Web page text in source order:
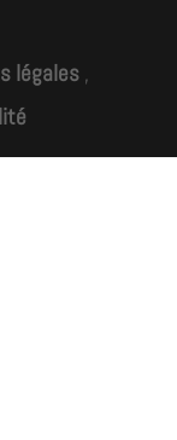
légales,